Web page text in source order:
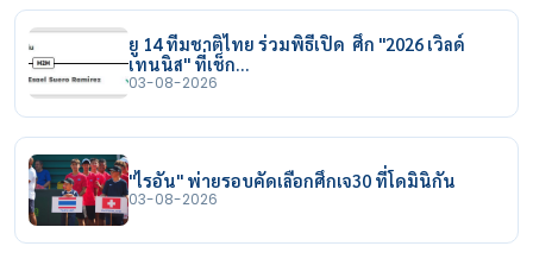
ยู 14 ทีมชาติไทย ร่วมพิธีเปิด ศึก "2026 เวิลด์
เทนนิส" ที่เช็ก…
03-08-2026
"ไรอัน" พ่ายรอบคัดเลือกศึกเจ30 ที่โดมินิกัน
03-08-2026